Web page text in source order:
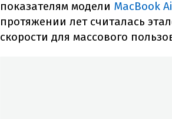
показателям модели MacBook
протяжении лет считалась
скорости для массового